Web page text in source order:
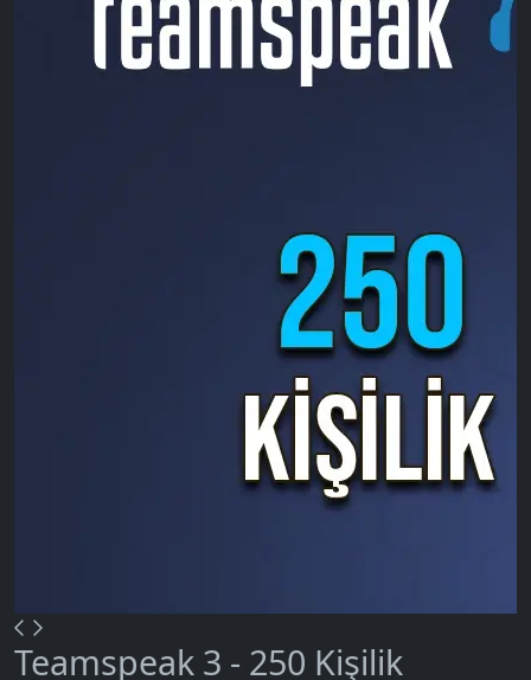
Teamspeak 3 - 250 Kişilik